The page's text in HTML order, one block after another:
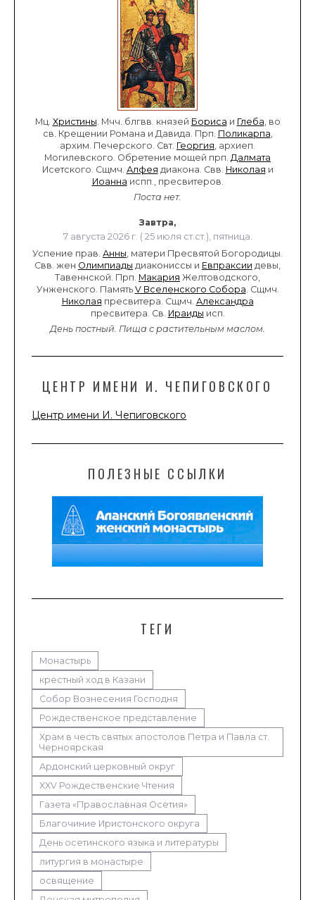
Мц. Христины . Мчч. блгвв. князей Бориса и Глеба , во
св. Крещении Романа и Давида. Прп. Поликарпа
архим. Печерского. Свт. Георгия , архиеп.
Могилевского. Обретение мощей прп. Далмата
Исетского. Сщмч. Алфея диакона. Свв. Николая и
Иоанна испп., пресвитеров.
Поста нет.
Завтра,
7 августа 2026 г. ( 25 июля ст.ст.), пятница.
Успение прав. Анны , матери Пресвятой Богородицы.
Свв. жен Олимпиады диакониссы и Евпраксии девы,
Тавеннской. Прп. Макария Желтоводского,
Унженского. Память V Вселенского Собора . Сщмч.
Николая пресвитера. Сщмч. Александра
пресвитера. Св. Ираиды исп.
День постный. Пища с растительным маслом.
ЦЕНТР ИМЕНИ И. ЧЕПИГОВСКОГО
Центр имени И. Чепиговского
ПОЛЕЗНЫЕ ССЫЛКИ
ТЕГИ
Монастырь
крестный ход в Казани
Собор Вознесения Господня
Рождественское представление
Храм в честь святых апостолов Петра и Павла ст.
Черноярская
Ардонский церковный округ
XXV Рождественские Чтения
Газета «Православная Осетия»
Благочиние Иристонского округа
День осетинского языка и литературы
литургия в монастыре
освящение